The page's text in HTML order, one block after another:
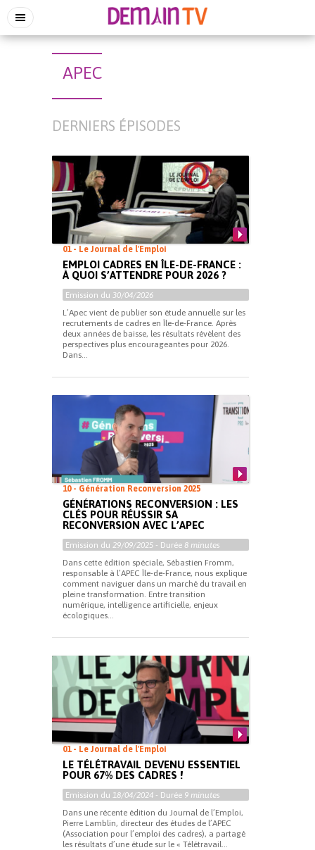
APEC
DERNIERS ÉPISODES
01 - Le Journal de l'Emploi
EMPLOI CADRES EN ÎLE-DE-FRANCE :
À QUOI S’ATTENDRE POUR 2026 ?
Emission du 30/04/2026
L’Apec vient de publier son étude annuelle sur les
recrutements de cadres en Île-de-France. Après
deux années de baisse, les résultats révèlent des
perspectives plus encourageantes pour 2026.
Dans...
10 - Génération Reconversion 2025
GÉNÉRATIONS RECONVERSION : LES
CLÉS POUR RÉUSSIR SA
RECONVERSION AVEC L’APEC
Emission du 29/09/2025 - Durée 8 minutes
Dans cette édition spéciale, Sébastien Fromm,
responsable à l’APEC Île-de-France, nous explique
comment naviguer dans un marché du travail en
pleine transformation. Entre transition
numérique, intelligence artificielle, enjeux
écologiques...
01 - Le Journal de l'Emploi
LE TÉLÉTRAVAIL DEVENU ESSENTIEL
POUR 67% DES CADRES !
Emission du 18/04/2024 - Durée 9 minutes
Dans une récente édition du Journal de l’Emploi,
Pierre Lamblin, directeur des études de l’APEC
(Association pour l’emploi des cadres), a partagé
les résultats d’une étude sur le « Télétravail...